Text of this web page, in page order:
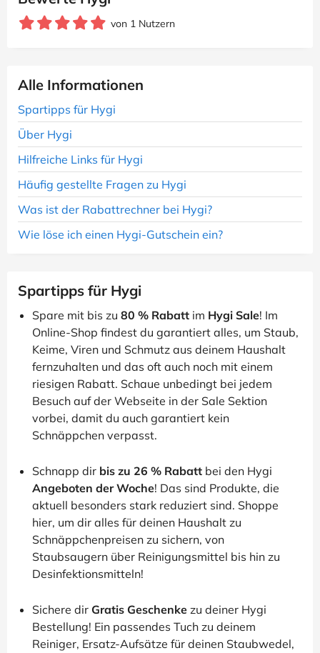
von 1 Nutzern
Alle Informationen
Spartipps für Hygi
Über Hygi
Hilfreiche Links für Hygi
Häufig gestellte Fragen zu Hygi
Was ist der Rabattrechner bei Hygi?
Wie löse ich einen Hygi-Gutschein ein?
Spartipps für Hygi
Spare mit bis zu 80 % Rabatt im Hygi Sale! Im
Online-Shop findest du garantiert alles, um Staub,
Keime, Viren und Schmutz aus deinem Haushalt
fernzuhalten und das oft auch noch mit einem
riesigen Rabatt. Schaue unbedingt bei jedem
Besuch auf der Webseite in der Sale Sektion
vorbei, damit du auch garantiert kein
Schnäppchen verpasst.
Schnapp dir bis zu 26 % Rabatt bei den Hygi
Angeboten der Woche! Das sind Produkte, die
aktuell besonders stark reduziert sind. Shoppe
hier, um dir alles für deinen Haushalt zu
Schnäppchenpreisen zu sichern, von
Staubsaugern über Reinigungsmittel bis hin zu
Desinfektionsmitteln!
Sichere dir Gratis Geschenke zu deiner Hygi
Bestellung! Ein passendes Tuch zu deinem
Reiniger, Ersatz-Aufsätze für deinen Staubwedel,